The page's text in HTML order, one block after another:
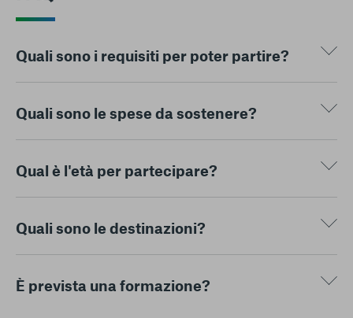
Quali sono i requisiti per poter partire?
Quali sono le spese da sostenere?
Qual è l'età per partecipare?
Quali sono le destinazioni?
È prevista una formazione?